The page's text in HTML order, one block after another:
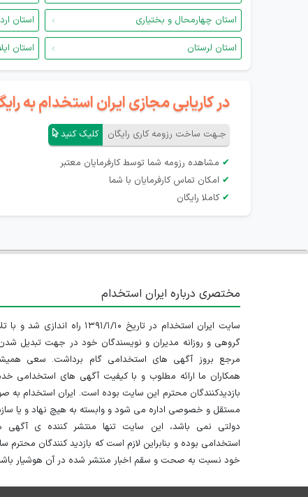
استان چهارمحال و بختیاری
استان
استان لرستان
استان
در کاریابی مجازی ایران استخدام به
جـهت ساخت رزومه کاری رایگان کلیک کنید
✔ مشاهده رزومه شما توسط کارفرمایان معتبر
✔ امکان تماس کارفرمایان با شما
✔ کاملا رایگان
مختصری درباره ایران استخدام
سایت ایران استخدام در تاریخ ۱۳۹۱/۱/۱۰ راه اندازی
گروهی و روزانه مدیران و نویسندگان خود در جهت تبدیل
مرجع بروز آگهی های استخدامی گام برداشت. سعی
همکاران ما ارائه مطلوب و با کیفیت آگهی های استخدامی
بازدیدکنندگان محترم این سایت بوده است. ایران استخدام به
مستقل و خصوصی اداره می شود و وابسته به هیچ نهاد و یا
دولتی نمی باشد، این سایت تنها منتشر کننده ی آگهی
استخدامی بوده و بنابراین لازم است که بازدید کنندگان محترم
خود نسبت به صحت و سقم اخبار منتشر شده در آن هوشیار